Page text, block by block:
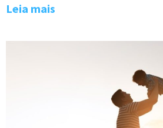
Leia mais